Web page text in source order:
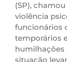
(SP),
violência
funcionários
temporários
humilhações
situação